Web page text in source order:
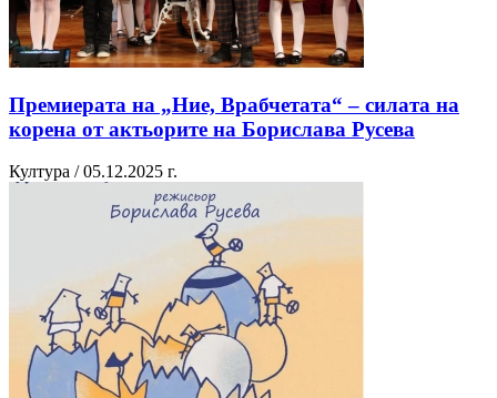
Премиерата на „Ние, Врабчетата“ – силата на
корена от актьорите на Борислава Русева
Култура / 05.12.2025 г.